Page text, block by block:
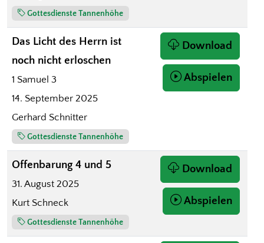
Gottesdienste Tannenhöhe
Das Licht des Herrn ist
noch nicht erloschen
1 Samuel 3
14. September 2025
Gerhard Schnitter
Gottesdienste Tannenhöhe
Download
Abspielen
Offenbarung 4 und 5
31. August 2025
Kurt Schneck
Gottesdienste Tannenhöhe
Download
Abspielen